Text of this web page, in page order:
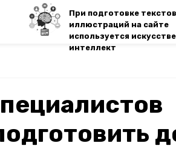
При подготовке
иллюстраций на сайте
используется
интеллект